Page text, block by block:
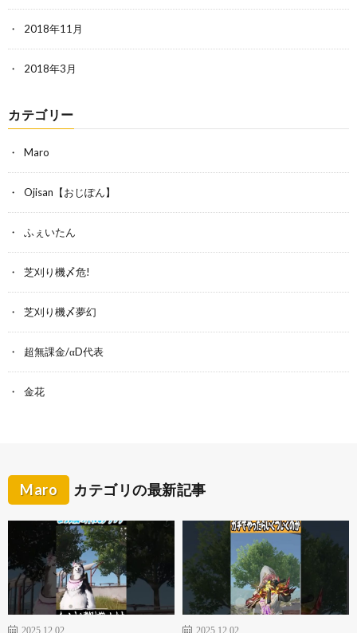
2018年11月
2018年3月
カテゴリー
Maro
Ojisan【おじぽん】
ふぇいたん
芝刈り機〆危!
芝刈り機〆夢幻
超無課金/αD代表
金花
Maro カテゴリの最新記事
2025.12.02
2025.12.02